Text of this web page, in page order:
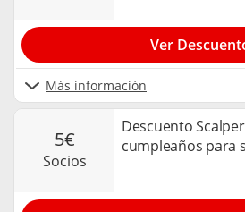
Más información
Ver
5€
socios
Descuento
cumpleaños para